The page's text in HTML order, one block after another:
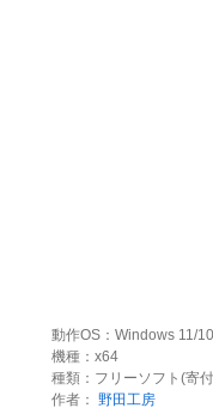
動作OS：Windows 11/10
機種：x64
種類：フリーソフト(寄
作者： 野田工房